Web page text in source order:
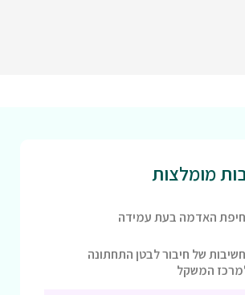
מומלצות
האדמה בעת עמידה
של חיבור לבטן התחתונה
המשקל